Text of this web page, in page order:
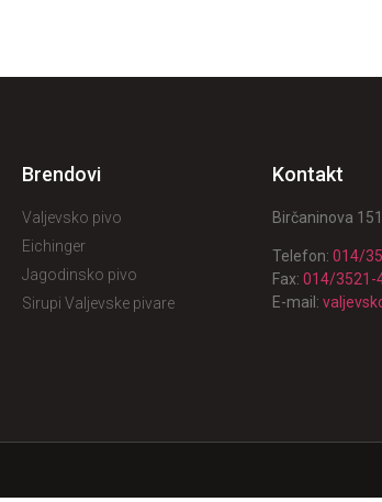
Brendovi
Valjevsko pivo
Eichinger
Jagodinsko pivo
Sirupi Valjevske pivare
Kontakt
Birčaninova
Telefon: 014/
Fax: 014/3521-
E-mail: